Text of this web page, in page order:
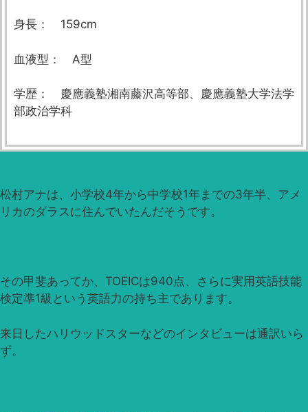
身長： 159cm
血液型： A型
学歴： 慶應義塾湘南藤沢高等部、慶應義塾大学法学
部政治学科
松村アナは、小学校4年から中学校1年までの3年半、アメ
リカのダラスに住んでいたんだそうです。
その甲斐あってか、TOEICは940点、さらに実用英語技能
検定準1級という英語力の持ち主であります。
来日したハリウッドスターなどのインタビューは通訳いら
ず。